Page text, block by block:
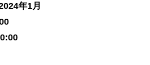
年1月